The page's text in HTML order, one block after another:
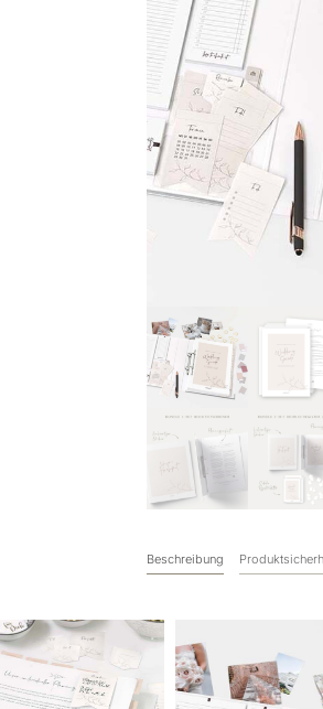
Beschreibung